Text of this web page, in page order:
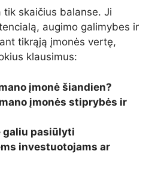
tik skaičius balanse. Ji
augimo galimybes ir
tikrąją įmonės vertę,
klausimus:
įmonė šiandien?
įmonės stiprybės ir
galiu pasiūlyti
investuotojams ar